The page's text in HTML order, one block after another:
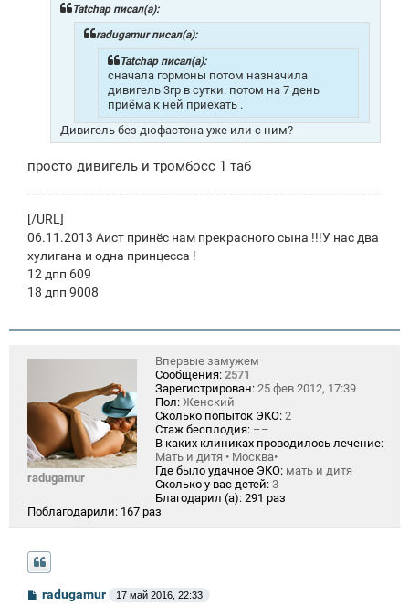
Tatchap писал(а):
radugamur писал(а):
Tatchap писал(а):
сначала гормоны потом назначила
дивигель 3гр в сутки. потом на 7 день
приёма к ней приехать .
Дивигель без дюфастона уже или с ним?
просто дивигель и тромбосс 1 таб
[/URL]
06.11.2013 Аист принёс нам прекрасного сына !!!У нас два
хулигана и одна принцесса !
12 дпп 609
18 дпп 9008
radugamur
Впервые замужем
Сообщения: 2571
Зарегистрирован: 25 фев 2012, 17:39
Пол: Женский
Сколько попыток ЭКО: 2
Стаж бесплодия: ––
В каких клиниках проводилось лечение:
Мать и дитя • Москва•
Где было удачное ЭКО: мать и дитя
Сколько у вас детей: 3
Благодарил (а): 291 раз
Поблагодарили: 167 раз
Сradugamur 17 май 2016, 22:33